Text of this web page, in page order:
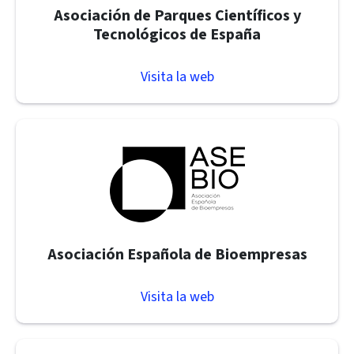
Asociación de Parques Científicos y
Tecnológicos de España
Visita la web
Asociación Española de Bioempresas
Visita la web